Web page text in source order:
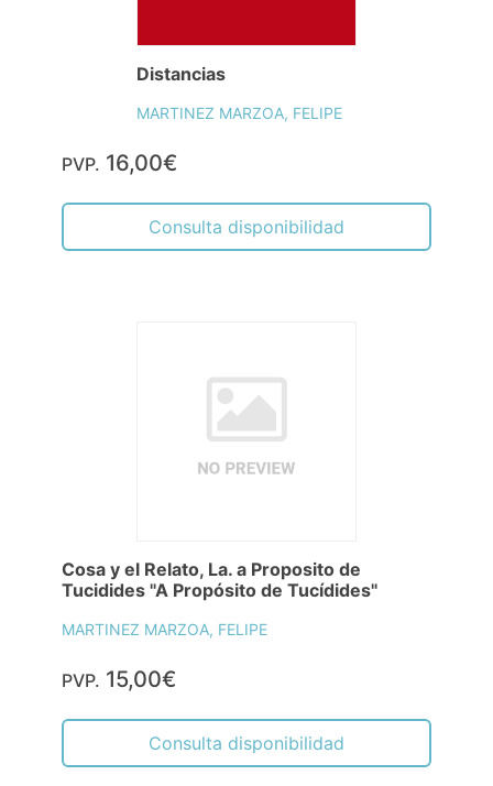
Distancias
MARTINEZ MARZOA, FELIPE
PVP. 16,00€
Consulta disponibilidad
Cosa y el Relato, La. a Proposito de
Tucidides "A Propósito de Tucídides"
MARTINEZ MARZOA, FELIPE
PVP. 15,00€
Consulta disponibilidad